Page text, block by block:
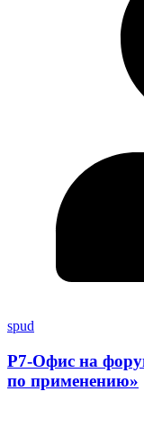
spud
Р7-Офис на
по применению»